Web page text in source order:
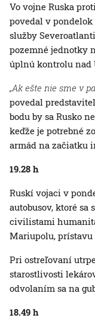
Vo vojne Ruska
povedal v
služby
pozemné jednotky
úplnú kontrolu nad
„Ak ešte nie sme v
povedal
bodu by sa Rusko
keďže je potrebné
armád na začiatku
19.28 h
Ruskí vojaci v
autobusov, ktoré
civilistami
Mariupolu,
Pri ostreľovaní
starostlivosti
odvolaním sa na
18.49 h